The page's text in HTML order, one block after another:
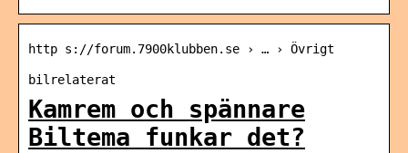
http s://forum.7900klubben.se › … › Övrigt
bilrelaterat
Kamrem och spännare
Biltema funkar det?